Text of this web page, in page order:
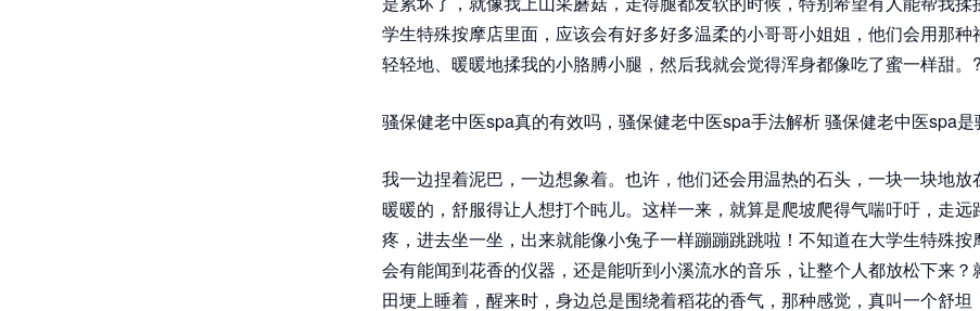
学生特殊按摩店里面，应该会有好多好多温柔的小哥哥小姐姐，他们会用那种
轻轻地、暖暖地揉我的小胳膊小腿，然后我就会觉得浑身都像吃了蜜一样甜。?
骚保健老中医spa真的有效吗，骚保健老中医spa手法解析 骚保健老中医spa是
我一边捏着泥巴，一边想象着。也许，他们还会用温热的石头，一块一块地放
暖暖的，舒服得让人想打个盹儿。这样一来，就算是爬坡爬得气喘吁吁，走远
疼，进去坐一坐，出来就能像小兔子一样蹦蹦跳跳啦！不知道在大学生特殊按
会有能闻到花香的仪器，还是能听到小溪流水的音乐，让整个人都放松下来？
田埂上睡着，醒来时，身边总是围绕着稻花的香气，那种感觉，真叫一个舒坦